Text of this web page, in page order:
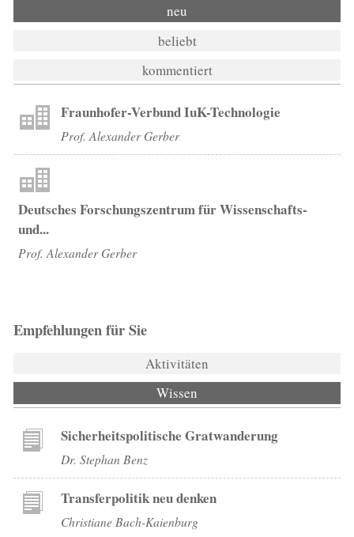
neu
beliebt
kommentiert
Fraunhofer-Verbund IuK-Technologie
Prof. Alexander Gerber
Deutsches Forschungszentrum für Wissenschafts-
und...
Prof. Alexander Gerber
Empfehlungen für Sie
Aktivitäten
Wissen
Sicherheitspolitische Gratwanderung
Dr. Stephan Benz
Transferpolitik neu denken
Christiane Bach-Kaienburg